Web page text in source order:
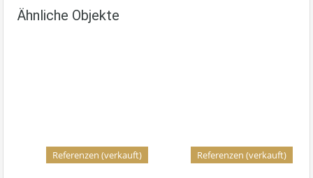
Ähnliche Objekte
Referenzen (verkauft) Referenzen (verkauft)